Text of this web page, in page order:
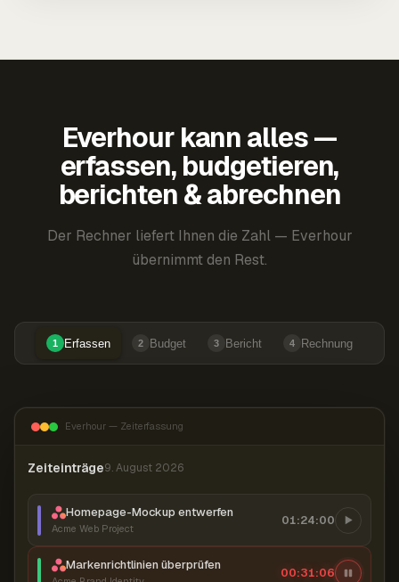
Everhour kann alles —
erfassen, budgetieren,
berichten & abrechnen
Der Rechner liefert Ihnen die Zahl — Everhour
übernimmt den Rest.
1 Erfassen 2 Budget 3 Bericht 4 Rechnung
Everhour — Zeiterfassung
Zeiteinträge9. August 2026
Homepage-Mockup entwerfen
Acme Web Project
01:24:00
Markenrichtlinien überprüfen 00:31:07